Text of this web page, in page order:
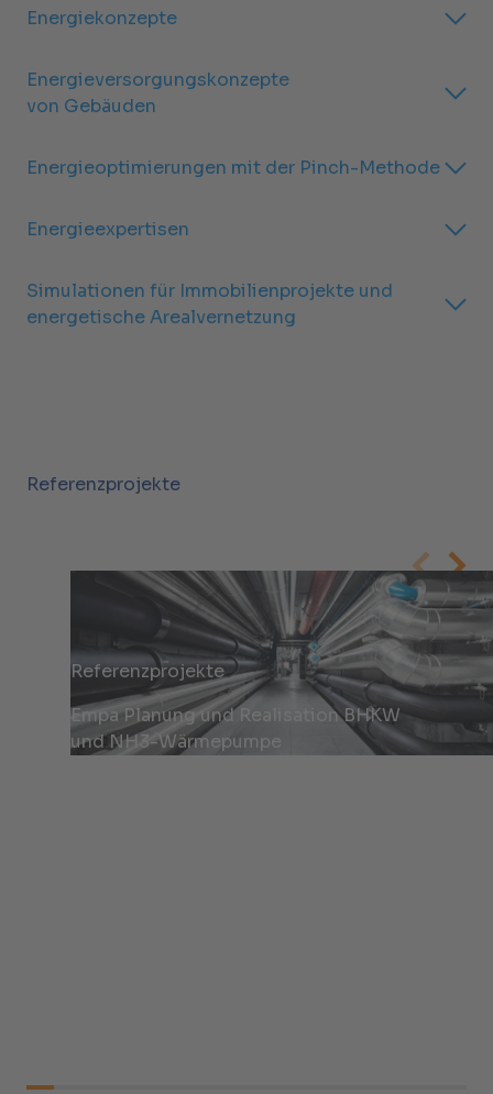
Energiekonzepte
Energieversorgungskonzepte
von Gebäuden
Energieoptimierungen mit der Pinch-Methode
Energieexpertisen
Simulationen für Immobilienprojekte und
energetische Arealvernetzung
Referenzprojekte
Referenzprojekte
Empa Planung und Realisation BHKW
und NH3-Wärmepumpe